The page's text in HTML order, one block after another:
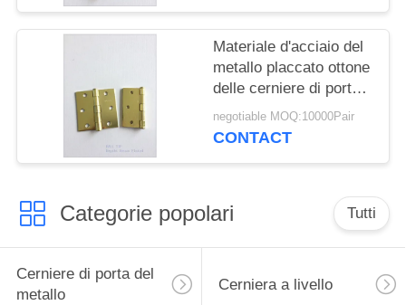
Materiale d'acciaio del
metallo placcato ottone
delle cerniere di porta
di punta della palla per
la porta di legno
negotiable MOQ:10000Pair
CONTACT
Categorie popolari Tutti
Cerniere di porta del
metallo
Cerniera a livello